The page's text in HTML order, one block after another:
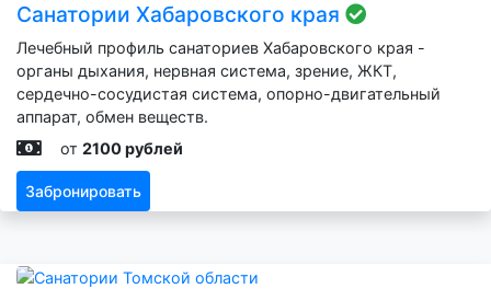
Санатории Хабаровского края
Лечебный профиль санаториев Хабаровского края -
органы дыхания, нервная система, зрение, ЖКТ,
сердечно-сосудистая система, опорно-двигательный
аппарат, обмен веществ.
от 2100 рублей
Забронировать